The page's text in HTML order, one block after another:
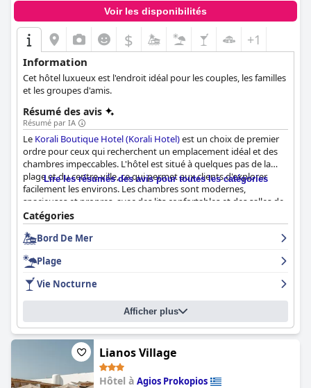
Voir les disponibilités
$ +1
Information
Cet hôtel luxueux est l'endroit idéal pour les couples, les familles
et les groupes d'amis.
Résumé des avis
Résumé par IA
Le Korali Boutique Hotel (Korali Hotel)est un choix de premier
ordre pour ceux qui recherchent un emplacement idéal et des
chambres impeccables. L'hôtel est situé à quelques pas de la
plage et du centre-ville, ce qui permet aux clients d'explorer
facilement les environs. Les chambres sont modernes,
spacieuses et propres, avec des lits confortables et des salles de
bains bien aménagées. Le personnel, y compris le directeur
George, est extrêmement serviable et arrangeant, offrant aux
clients d'excellentes recommandations de restaurants et
Georgios est imbattable, permettant aux clients de profiter
facilement des eaux cristallines et des vues à couper le souffle.
Dans l'ensemble, le
offre un
environnement impeccable et accueillant pour un séjour
Lire les résumés des avis pour toutes les catégories
Catégories
Bord De Mer
Plage
Vie Nocturne
Afficher plus
Lianos Village
Hôtel à Agios Prokopios